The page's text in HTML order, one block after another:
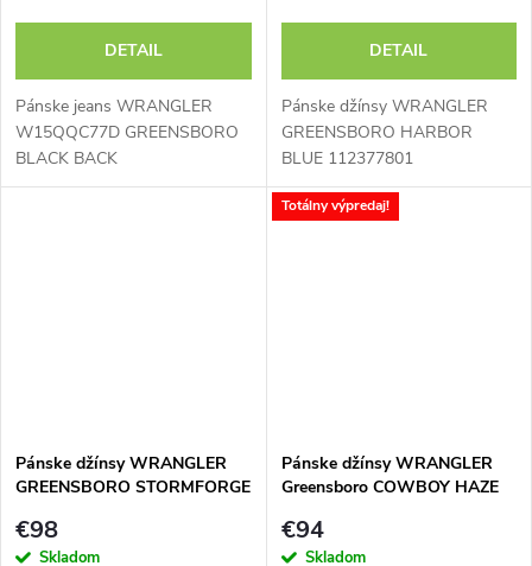
DETAIL
Pánske jeans WRANGLER
W15QQC77D GREENSBORO
BLACK BACK
DETAIL
Pánske džínsy WRANGLER
GREENSBORO HARBOR
BLUE 112377801
Pánske džínsy WRANGLER
GREENSBORO STORMFORGE
€98
Skladom
Totálny výpredaj!
Pánske džínsy WRANGLER
Greensboro COWBOY HAZE
€94
Skladom